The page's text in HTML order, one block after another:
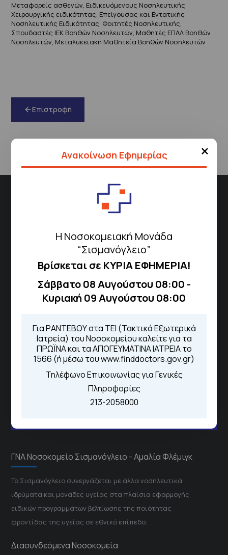
×
Ανακοίνωση Εφημερίας
Η Νοσοκομειακή Μονάδα
“Σισμανόγλειο”
Βρίσκεται σε ΚΥΡΙΑ ΕΦΗΜΕΡΙΑ!
Σάββατο 08 Αυγούστου 08:00 -
Κυριακή 09 Αυγούστου 08:00
Για ΡΑΝΤΕΒΟΥ στα ΤΕΙ (Τακτικά Εξωτερικά
Ιατρεία) του Νοσοκομείου καλείτε για τα
ΠΡΩΪΝΑ και τα ΑΠΟΓΕΥΜΑΤΙΝΑ ΙΑΤΡΕΙΑ το
1566 (ή μέσω του www.finddoctors.gov.gr)
Τηλέφωνο Επικοινωνίας για Γενικές
Πληροφορίες
213-2058000
Μεταφορείς ασθενών, Ειδικευόμενους Νοσηλευτικής
Χειρουργικής ειδικότητας, Επείγουσας και Εντατικής
Νοσηλευτικής Ειδικότητας, Φοιτητές Νοσηλευτικής,
Σπουδαστές ΙΕΚ Βοηθών Νοσηλευτών, Μαθητές ΕΠΑΛ Βοηθών
Νοσηλευτών, Μεταλυκειακή Μαθητεία Βοηθών Νοσηλευτών
Επιστροφή
Διεύθυνση
Μαρούσι 151 26,Χάρτης
Περιοχής
Πως να έρθετε με ΜΜΜ
Τηλέφωνα για Ραντεβού
Για τα πρωινά και τα απογευματινά
ιατρεία:
Από τον ιστότοπο
eΡαντεβού
Καλώντας στην φωνητική πύλη του
Μέσω της εφαρμογής "MyHealth
ΓΝΑ Νοσοκομείο Σισμανόγλειο - Αμαλία Φλέμιγκ
Το Σισμανόγλειο συνεργάζεται με άλλα νοσηλευτικά
ιδρύματα και μονάδες υγείας στα πλαίσια εφαρμογής
ειδικών προγραμμάτων βελτίωσης της ποιότητας
φροντίδας της υγείας σε εθνικό επίπεδο.
Διασυνδεόμενα Νοσοκομεία